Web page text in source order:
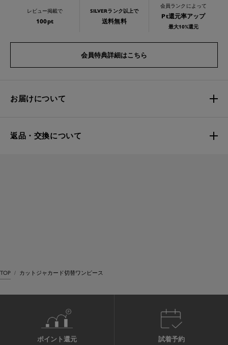
レビュー掲載で
100pt
SILVERランク以上で
送料無料
会員ランクによって
Pt還元率アップ
最大10%還元
会員特典詳細はこちら
お届けについて
返品・交換について
TOP カットジャカード切替ワンピース
ポイント還元 試着予約